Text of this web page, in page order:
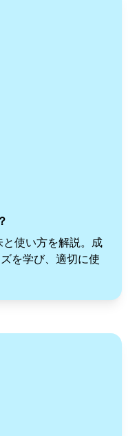
使い方を解説。成
を学び、適切に使